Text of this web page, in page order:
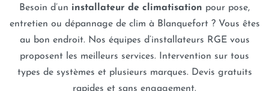
Besoin d’un installateur de climatisation pour pose,
entretien ou dépannage de clim à Blanquefort ? Vous êtes
au bon endroit. Nos équipes d’installateurs RGE vous
proposent les meilleurs services. Intervention sur tous
types de systèmes et plusieurs marques. Devis gratuits
rapides et sans engagement.